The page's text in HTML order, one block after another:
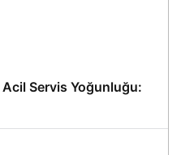
Acil Servis Yoğunluğu: